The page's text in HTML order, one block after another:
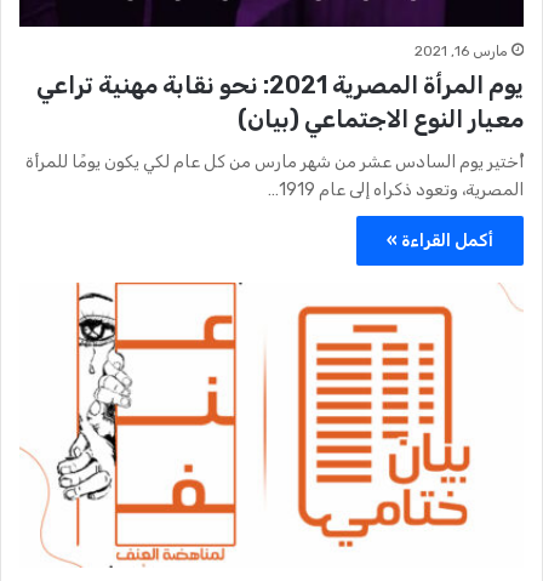
مارس 16, 2021
يوم المرأة المصرية 2021: نحو نقابة مهنية تراعي
معيار النوع الاجتماعي (بيان)
أُختير يوم السادس عشر من شهر مارس من كل عام لكي يكون يومًا للمرأة
المصرية، وتعود ذكراه إلى عام 1919…
أكمل القراءة »